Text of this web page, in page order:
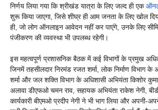
निर्णय लिया गया कि श्रीखंड यात्रा के लिए जल्द ही एक
शुरू किया जाएगा, जिसे शीघ्र ही आम जनता के लिए खोल
ही, जो लोग ऑनलाइन आवेदन नहीं कर पाएंगे, उनके लिए
पंजीकरण की व्यवस्था भी उपलब्ध रहेगी।
इस महत्वपूर्ण प्रशासनिक बैठक में कई विभागों के प्रमुख
जिनमें तहसीलदार निरमंड रजत शर्मा, लोक निर्माण विभाग
शर्मा और जल शक्ति विभाग के अधिशासी अभियंता किशोर
अलावा डीएफओ चमन राव, सहायक अभियंता राकेश नेगी,
कार्यकारी बीएमओ प्रदीप नेगी ने भी भाग लिया और अपनी-